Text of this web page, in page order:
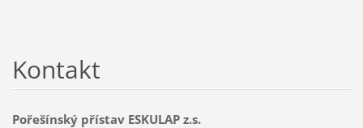
Kontakt
Pořešínský přístav ESKULAP z.s.